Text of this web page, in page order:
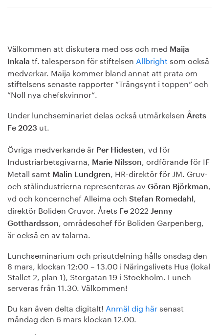
Bildbank
Välkommen att diskutera med oss och med Maija
Inkala tf. talesperson för stiftelsen Allbright som också
medverkar. Maija kommer bland annat att prata om
stiftelsens senaste rapporter ”Trångsynt i toppen” och
”Noll nya chefskvinnor”.
Under lunchseminariet delas också utmärkelsen Årets
Fe 2023 ut.
Övriga medverkande är Per Hidesten, vd för
Industriarbetsgivarna, Marie Nilsson, ordförande för IF
Metall samt Malin Lundgren, HR-direktör för JM. Gruv-
och stålindustrierna representeras av Göran Björkman,
vd och koncernchef Alleima och Stefan Romedahl ,
direktör Boliden Gruvor. Årets Fe 2022 Jenny
Gotthardsson, områdeschef för Boliden Garpenberg,
är också en av talarna.
Lunchseminarium och prisutdelning hålls onsdag den
8 mars, klockan 12:00 – 13.00 i Näringslivets Hus (lokal
Stallet 2, plan 1), Storgatan 19 i Stockholm. Lunch
serveras från 11.30. Välkommen!
Du kan även delta digitalt! Anmäl dig härsenast
måndag den 6 mars klockan 12.00.